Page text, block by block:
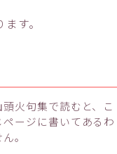
す。
火句集で読むと、こ
ージに書いてあるわ
。